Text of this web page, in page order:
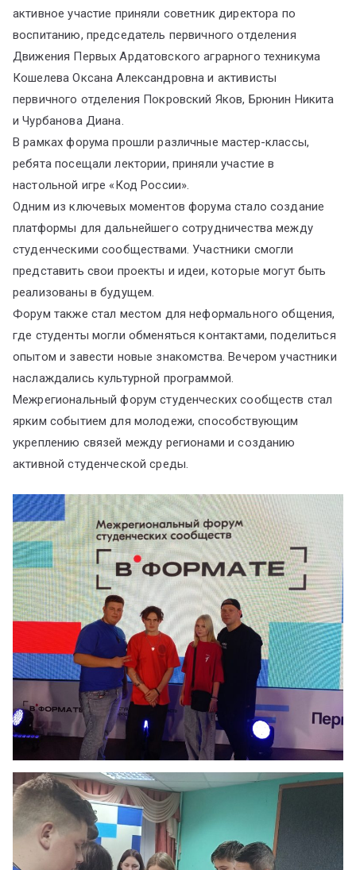
активное участие приняли советник директора по
воспитанию, председатель первичного отделения
Движения Первых Ардатовского аграрного техникума
Кошелева Оксана Александровна и активисты
первичного отделения Покровский Яков, Брюнин Никита
и Чурбанова Диана.
В рамках форума прошли различные мастер-классы,
ребята посещали лектории, приняли участие в
настольной игре «Код России».
Одним из ключевых моментов форума стало создание
платформы для дальнейшего сотрудничества между
студенческими сообществами. Участники смогли
представить свои проекты и идеи, которые могут быть
реализованы в будущем.
Форум также стал местом для неформального общения,
где студенты могли обменяться контактами, поделиться
опытом и завести новые знакомства. Вечером участники
наслаждались культурной программой.
Межрегиональный форум студенческих сообществ стал
ярким событием для молодежи, способствующим
укреплению связей между регионами и созданию
активной студенческой среды.